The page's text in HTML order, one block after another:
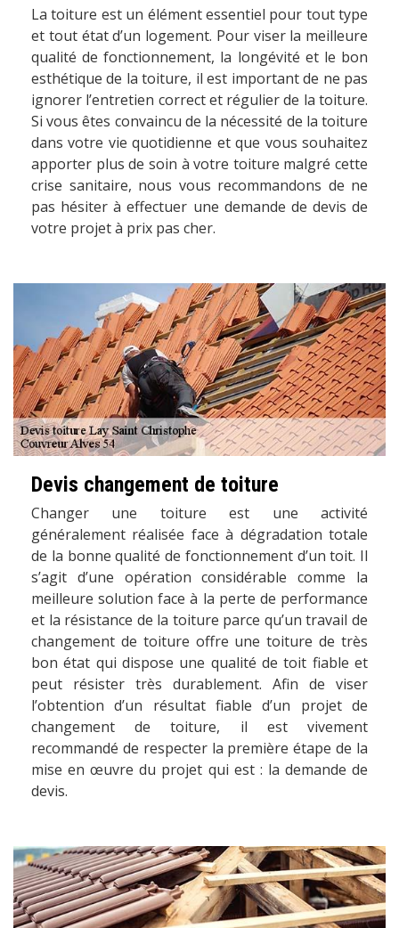
La toiture est un élément essentiel pour tout type
et tout état d’un logement. Pour viser la meilleure
qualité de fonctionnement, la longévité et le bon
esthétique de la toiture, il est important de ne pas
ignorer l’entretien correct et régulier de la toiture.
Si vous êtes convaincu de la nécessité de la toiture
dans votre vie quotidienne et que vous souhaitez
apporter plus de soin à votre toiture malgré cette
crise sanitaire, nous vous recommandons de ne
pas hésiter à effectuer une demande de devis de
votre projet à prix pas cher.
Devis changement de toiture
Changer une toiture est une activité
généralement réalisée face à dégradation totale
de la bonne qualité de fonctionnement d’un toit. Il
s’agit d’une opération considérable comme la
meilleure solution face à la perte de performance
et la résistance de la toiture parce qu’un travail de
changement de toiture offre une toiture de très
bon état qui dispose une qualité de toit fiable et
peut résister très durablement. Afin de viser
l’obtention d’un résultat fiable d’un projet de
changement de toiture, il est vivement
recommandé de respecter la première étape de la
mise en œuvre du projet qui est : la demande de
devis.